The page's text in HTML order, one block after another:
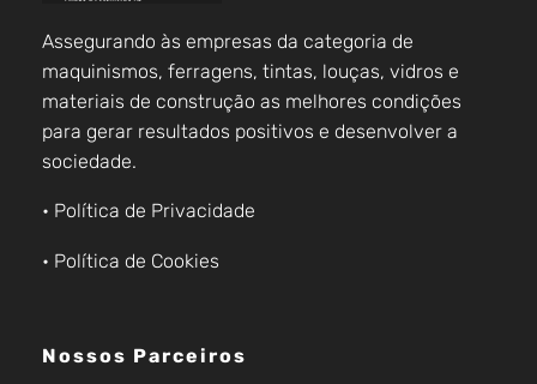
Assegurando às empresas da categoria de
maquinismos, ferragens, tintas, louças, vidros e
materiais de construção as melhores condições
para gerar resultados positivos e desenvolver a
sociedade.
• Política de Privacidade
• Política de Cookies
Nossos Parceiros